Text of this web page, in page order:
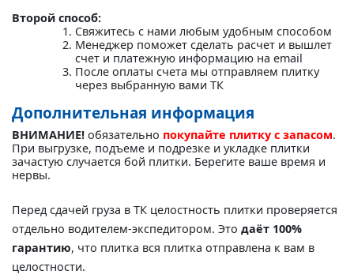
Второй способ:
Свяжитесь с нами любым удобным способом
Менеджер поможет сделать расчет и вышлет
счет и платежную информацию на email
После оплаты счета мы отправляем плитку
через выбранную вами ТК
Дополнительная информация
ВНИМАНИЕ! обязательно покупайте плитку с запасом.
При выгрузке, подъеме и подрезке и укладке плитки
зачастую случается бой плитки. Берегите ваше время и
нервы.
Перед сдачей груза в ТК целостность плитки проверяется
отдельно водителем-экспедитором. Это даёт 100%
гарантию, что плитка вся плитка отправлена к вам в
целостности.